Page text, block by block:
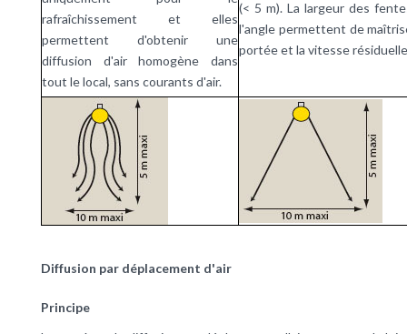
rafraîchissement et elles
permettent d'obtenir une
diffusion d'air homogène dans
tout le local, sans courants d'air.
(< 5 m). La largeur des
l'angle permettent de
portée et la vitesse
Diffusion par déplacement d'air
Principe